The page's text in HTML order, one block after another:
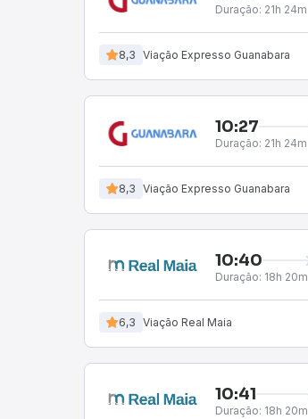
Duração: 21h 24m
8,3 Viação Expresso Guanabara
10:27
Duração: 21h 24m
8,3 Viação Expresso Guanabara
10:40
Duração: 18h 20m
6,3 Viação Real Maia
10:41
Duração: 18h 20m